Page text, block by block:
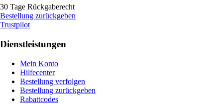
30 Tage Rückgaberecht
Bestellung zurückgeben
Trustpilot
Dienstleistungen
Mein Konto
Hilfecenter
Bestellung verfolgen
Bestellung zurückgeben
Rabattcodes